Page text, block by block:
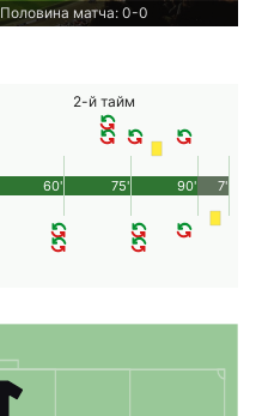
Половина матча: 0-0
2-й тайм
90'
60' 75' 7'